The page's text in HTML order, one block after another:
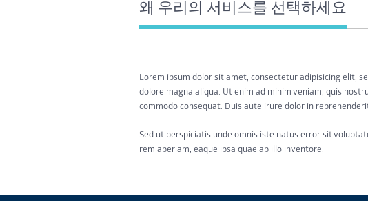
왜 우리의 서비스를 선택하세요
Lorem ipsum dolor sit amet, consectetur adipisicing elit,
dolore magna aliqua. Ut enim ad minim veniam, quis
commodo consequat. Duis aute irure dolor in
Sed ut perspiciatis unde omnis iste natus error sit
rem aperiam, eaque ipsa quae ab illo inventore.